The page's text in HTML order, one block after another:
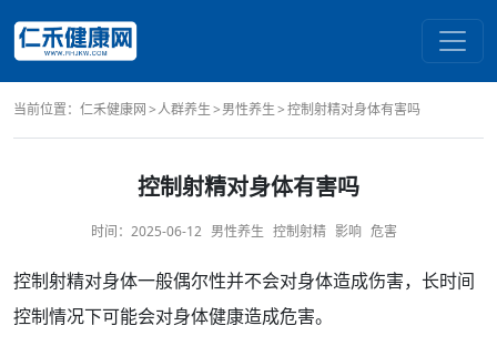
当前位置： 仁禾健康网 人群养生 男性养生 控制射精对身体有害吗
控制射精对身体有害吗
时间： 2025-06-12 男性养生 控制射精 影响 危害
控制射精对身体一般偶尔性并不会对身体造成伤害， 长时间
控制情况下可能会对身体健康造成危害。